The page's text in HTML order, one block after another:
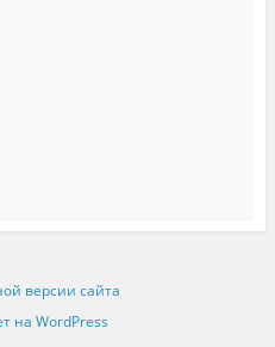
версии сайта
на WordPress